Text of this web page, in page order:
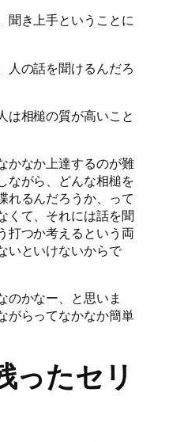
聞き上手ということに
人の話を聞けるんだろ
は相槌の質が高いこと
かなか上達するのが難
ながら、どんな相槌を
れるんだろうか、って
くて、それには話を聞
打つか考えるという両
いといけないからで
のかなー、と思いま
がらってなかなか簡単
ったセリ